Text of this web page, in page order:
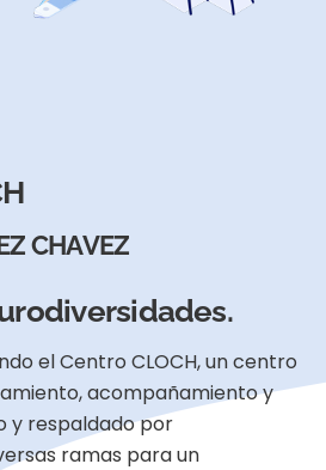
CHAVEZ
el Centro CLOCH, un centro
acompañamiento y
y respaldado por
ramas para un